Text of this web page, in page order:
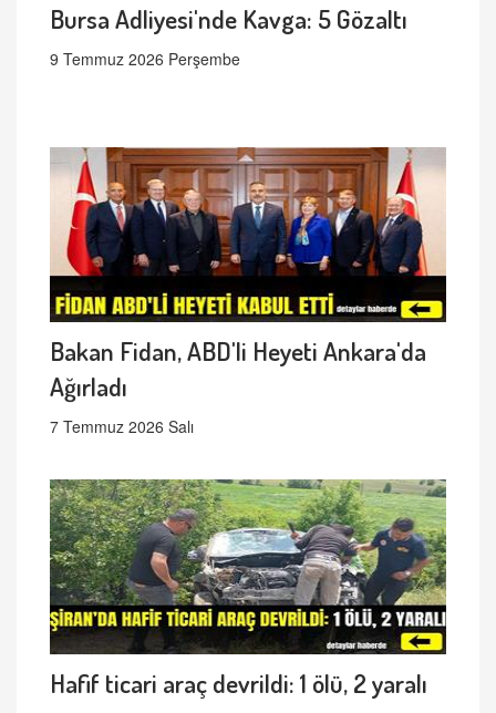
Bursa Adliyesi'nde Kavga: 5 Gözaltı
9 Temmuz 2026 Perşembe
Bakan Fidan, ABD'li Heyeti Ankara'da
Ağırladı
7 Temmuz 2026 Salı
Hafif ticari araç devrildi: 1 ölü, 2 yaralı